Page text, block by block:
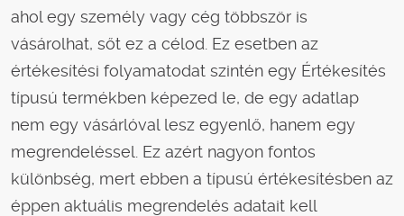
ahol egy személy vagy cég többször is
vásárolhat, sőt ez a célod. Ez esetben az
értékesítési folyamatodat szintén egy Értékesítés
típusú termékben képezed le, de egy adatlap
nem egy vásárlóval lesz egyenlő, hanem egy
megrendeléssel. Ez azért nagyon fontos
különbség, mert ebben a típusú értékesítésben az
éppen aktuális megrendelés adatait kell